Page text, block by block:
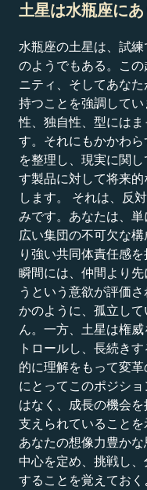
土星は水瓶座に
水瓶座の土星は、試練
のようでもある。この
ニティ、そしてあなた
持つことを強調してい
性、独自性、型にはま
す。それにもかかわら
を整理し、現実に関
す製品に対して将来的
します。 それは、反
みです。あなたは、単
広い集団の不可欠な構
り強い共同体責任感
瞬間には、仲間より先
うという意欲が評価
かのように、孤立して
ん。一方、土星は権威
トロールし、長続き
的に理解をもって変革
にとってこのポジショ
はなく、成長の機会を
支えられていることを
あなたの想像力豊かな
中心を定め、挑戦し、
することを覚えておく